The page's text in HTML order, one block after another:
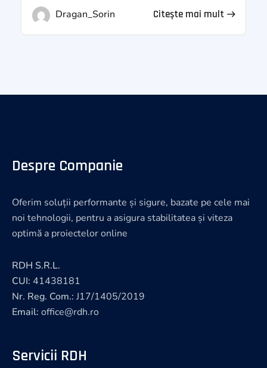
Dragan_Sorin Citeşte mai mult
Despre Companie
Oferim soluții performante și sigure, bazate pe cele mai
noi tehnologii, pentru a asigura stabilitatea și viteza
optimă a proiectelor online
RDH S.R.L.
CUI: 41438181
Nr. Reg. Com.: J17/1405/2019
Email: office@rdh.ro
Servicii RDH